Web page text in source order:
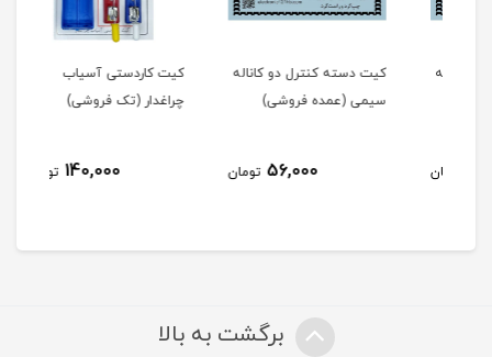
کیت دسته کنترل دو کاناله
سیمی (عمده فروشی)
56,000 تومان
کیت کاردستی آسیاب
چراغدار (تک فروشی)
140,000 تومان
برگشت به بالا